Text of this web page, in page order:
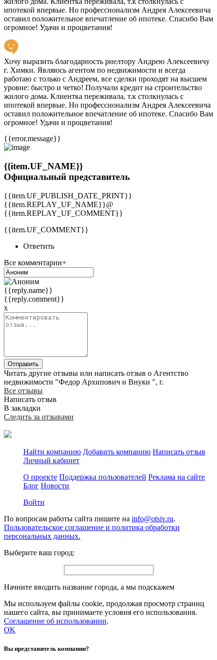
ипотекой впервые. Но профессионализм Андрея Алексеевича
оставил положительное впечатление об ипотеке. Спасибо Вам
огромное! Удачи и процветания!
Хочу выразить благодарность риелтору Андрею Алексеевичу
г. Химки. Являюсь агентом по недвижимости и всегда
работаю с только с Андреем, все сделки проходят на высшем
уровне: быстро и четко! Получали кредит на строительство
жилого дома. Клиентка переживала, т.к столкнулась с
ипотекой впервые. Но профессионализм Андрея Алексеевича
оставил положительное впечатление об ипотеке. Спасибо Вам
огромное! Удачи и процветания!
{{error.message}}
{{item.UF_NAME}}
Официальный представитель
{{item.UF_PUBLISH_DATE_PRINT}}
{{item.REPLAY_UF_NAME}}@
{{item.REPLAY_UF_COMMENT}}
{{item.UF_COMMENT}}
Ответить
Все комментарии+
{{reply.name}}
{{reply.comment}}
x
Отправить
Читать другие отзывы или написать отзыв о Агентство
недвижимости "Федор Архипович и Внуки ", г.
Все отзывы
Написать отзыв
В закладки
Следить за отзывами
Найти компанию Добавить компанию Написать отзыв
Личный кабинет
О проекте Поддержка пользователей Реклама на сайте
Блог Новости
Войти
По вопросам работы сайта пишите на info@otsiv.ru.
Пользовательское соглашение и политика обработки
персональных данных.
Выберите ваш город:
Начните вводить название города, а мы подскажем
Мы используем файлы cookie, продолжая просмотр страниц
нашего сайта, вы принимаете условия его использования.
Соглашение об использовании.
OK
Вы представитель компании?